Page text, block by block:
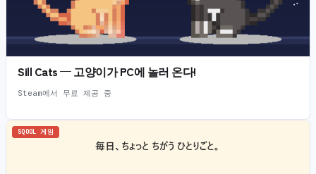
Sill Cats — 고양이가 PC에 놀러 온다!
Steam에서 무료 제공 중
SQOOL 게임